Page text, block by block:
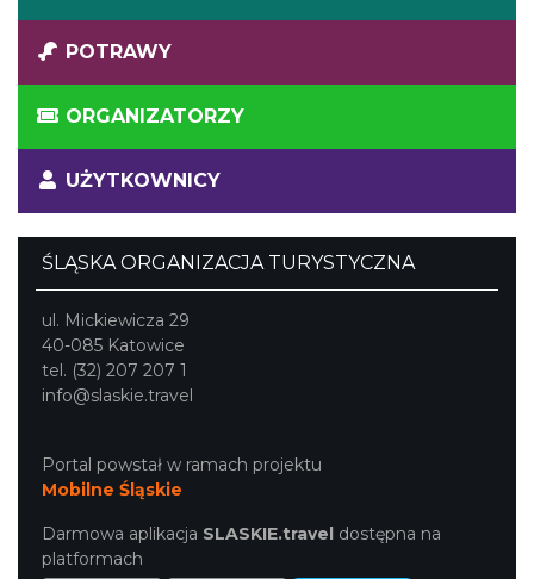
POTRAWY
ORGANIZATORZY
UŻYTKOWNICY
ŚLĄSKA ORGANIZACJA TURYSTYCZNA
ul. Mickiewicza 29
40-085 Katowice
tel. (32) 207 207 1
info@slaskie.travel
Portal powstał w ramach projektu
Mobilne Śląskie
Darmowa aplikacja SLASKIE.travel dostępna na
platformach